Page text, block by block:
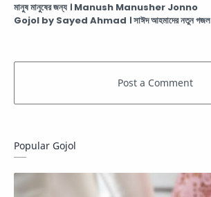
মানুষ মানুষের জন্য । Manush Manusher Jonno
Gojol by Sayed Ahmad । সাঈদ আহমাদের নতুন গজল
Popular Gojol